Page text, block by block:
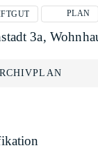
PLAN
3a,